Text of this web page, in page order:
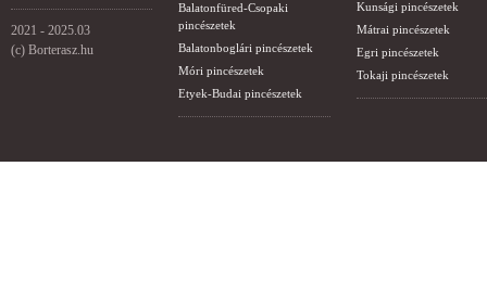
2021 - 2025.03
(c) Borterasz.hu
Balatonfüred-Csopaki
pincészetek
Balatonboglári pincészetek
Móri pincészetek
Etyek-Budai pincészetek
Kunsági pincészetek
Mátrai pincészetek
Egri pincészetek
Tokaji pincészetek